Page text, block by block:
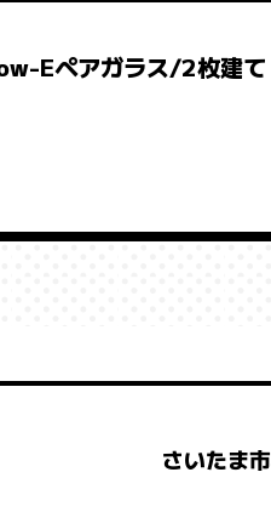
Eペアガラス/2枚建て
さいたま